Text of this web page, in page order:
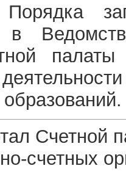
в
Счетной
счетных